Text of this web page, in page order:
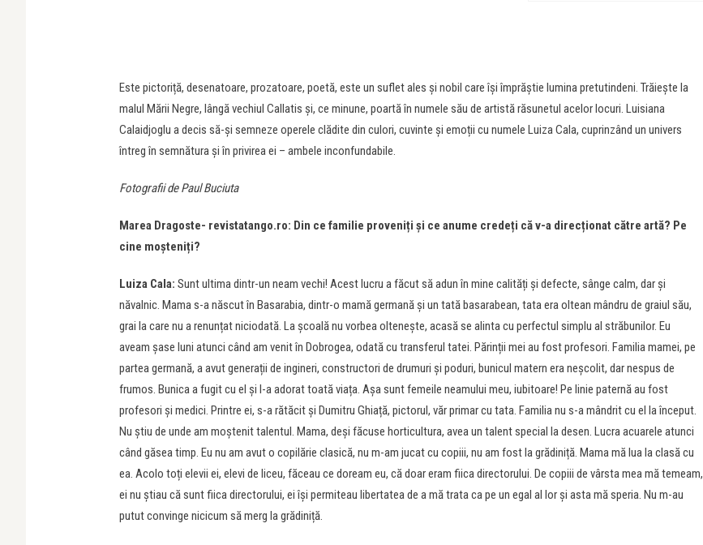
Este pictoriță, desenatoare, prozatoare, poetă, este un suflet ales și nobil care își împrăștie lumina pretutindeni. Trăiește la
malul Mării Negre, lângă vechiul Callatis și, ce minune, poartă în numele său de artistă răsunetul acelor locuri. Luisiana
Calaidjoglu a decis să-și semneze operele clădite din culori, cuvinte și emoții cu numele Luiza Cala, cuprinzând un univers
întreg în semnătura și în privirea ei – ambele inconfundabile.
Fotografii de Paul Buciuta
Marea Dragoste- revistatango.ro: Din ce familie proveniți și ce anume credeți că v-a direcționat către artă? Pe
cine moșteniți?
Luiza Cala: Sunt ultima dintr-un neam vechi! Acest lucru a făcut să adun în mine calități și defecte, sânge calm, dar și
năvalnic. Mama s-a născut în Basarabia, dintr-o mamă germană și un tată basarabean, tata era oltean mândru de graiul său,
grai la care nu a renunțat niciodată. La școală nu vorbea oltenește, acasă se alinta cu perfectul simplu al străbunilor. Eu
aveam șase luni atunci când am venit în Dobrogea, odată cu transferul tatei. Părinții mei au fost profesori. Familia mamei, pe
partea germană, a avut generații de ingineri, constructori de drumuri și poduri, bunicul matern era neșcolit, dar nespus de
frumos. Bunica a fugit cu el și l-a adorat toată viața. Așa sunt femeile neamului meu, iubitoare! Pe linie paternă au fost
profesori și medici. Printre ei, s-a rătăcit și Dumitru Ghiață, pictorul, văr primar cu tata. Familia nu s-a mândrit cu el la început.
Nu știu de unde am moștenit talentul. Mama, deși făcuse horticultura, avea un talent special la desen. Lucra acuarele atunci
când găsea timp. Eu nu am avut o copilărie clasică, nu m-am jucat cu copiii, nu am fost la grădiniță. Mama mă lua la clasă cu
ea. Acolo toți elevii ei, elevi de liceu, făceau ce doream eu, că doar eram fiica directorului. De copiii de vârsta mea mă temeam,
ei nu știau că sunt fiica directorului, ei își permiteau libertatea de a mă trata ca pe un egal al lor și asta mă speria. Nu m-au
putut convinge nicicum să merg la grădiniță.